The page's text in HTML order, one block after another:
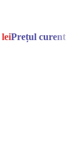
leiPrețul curent